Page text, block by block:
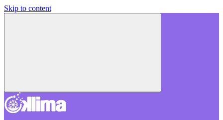
Skip to content